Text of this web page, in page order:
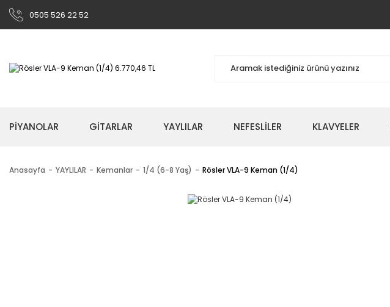
0505 526 22 52
PİYANOLAR GİTARLAR YAYLILAR NEFESLİLER KLAVYELER
Anasayfa YAYLILAR Kemanlar 1/4 (6-8 Yaş) Rösler VLA-9 Keman (1/4)